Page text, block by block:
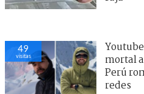
49
visitas
mortal
Perú
redes